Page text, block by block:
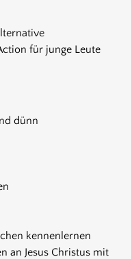
für junge Leute
dünn
kennenlernen
an Jesus Christus mit